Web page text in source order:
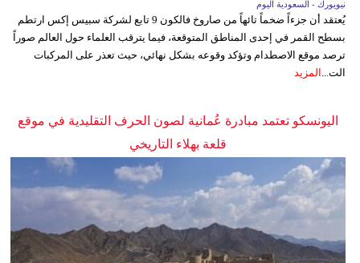
نيويورك - السعودية اليوم
يُعتقد أن جزءاً ضخماً تائهاً من صاروخ فالكون 9 تابع لشركة سبيس إكس ارتطم
بسطح القمر في إحدى المناطق المتوقعة، فيما يترقب العلماء حول العالم صوراً
ترصد موقع الاصطدام وتؤكد وقوعه بشكل نهائي، حيث تعذر على المركبات
الت... المزيد
اليونسكو تعتمد مبادرة عُمانية لصون الحرف التقليدية في موقع
قلعة بهلاء التاريخي